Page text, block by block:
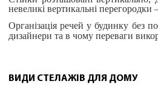
невеликі вертикальні перегородки
Організація речей у будинку без
дизайнери та в чому переваги
ВИДИ СТЕЛАЖІВ ДЛЯ ДОМУ